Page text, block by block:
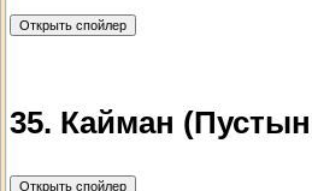
35. Кайман